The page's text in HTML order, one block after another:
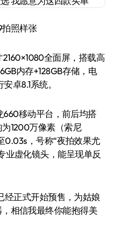
拍照样张
全面屏，搭载高
内存+128GB存储，电
卓8.1系统。
移动平台，前后均搭
1200万像素（索尼
0.03s，号称“夜拍效果尤
业虚化镜头，能呈现单反
正式开始预售，为姑娘
相信我最终你能抱得美